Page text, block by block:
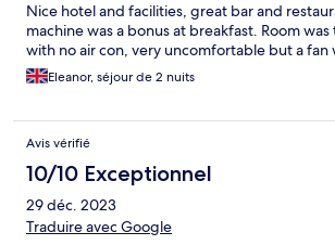
Nice hotel and facilities, great bar and
machine was a bonus at breakfast. Room
with no air con, very uncomfortable but a fan
Eleanor, séjour de 2 nuits
Avis vérifié
10/10 Exceptionnel
29 déc. 2023
Traduire avec Google